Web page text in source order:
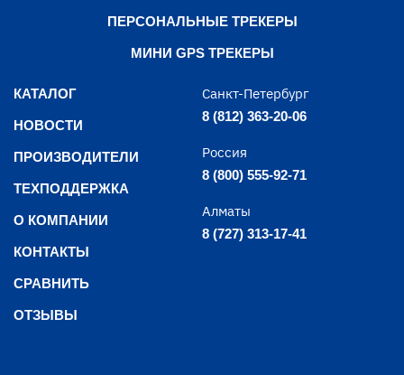
ПЕРСОНАЛЬНЫЕ ТРЕКЕРЫ
МИНИ GPS ТРЕКЕРЫ
КАТАЛОГ
НОВОСТИ
ПРОИЗВОДИТЕЛИ
ТЕХПОДДЕРЖКА
О КОМПАНИИ
КОНТАКТЫ
СРАВНИТЬ
ОТЗЫВЫ
Санкт-Петербург
8 (812) 363-20-06
Россия
8 (800) 555-92-71
Алматы
8 (727) 313-17-41